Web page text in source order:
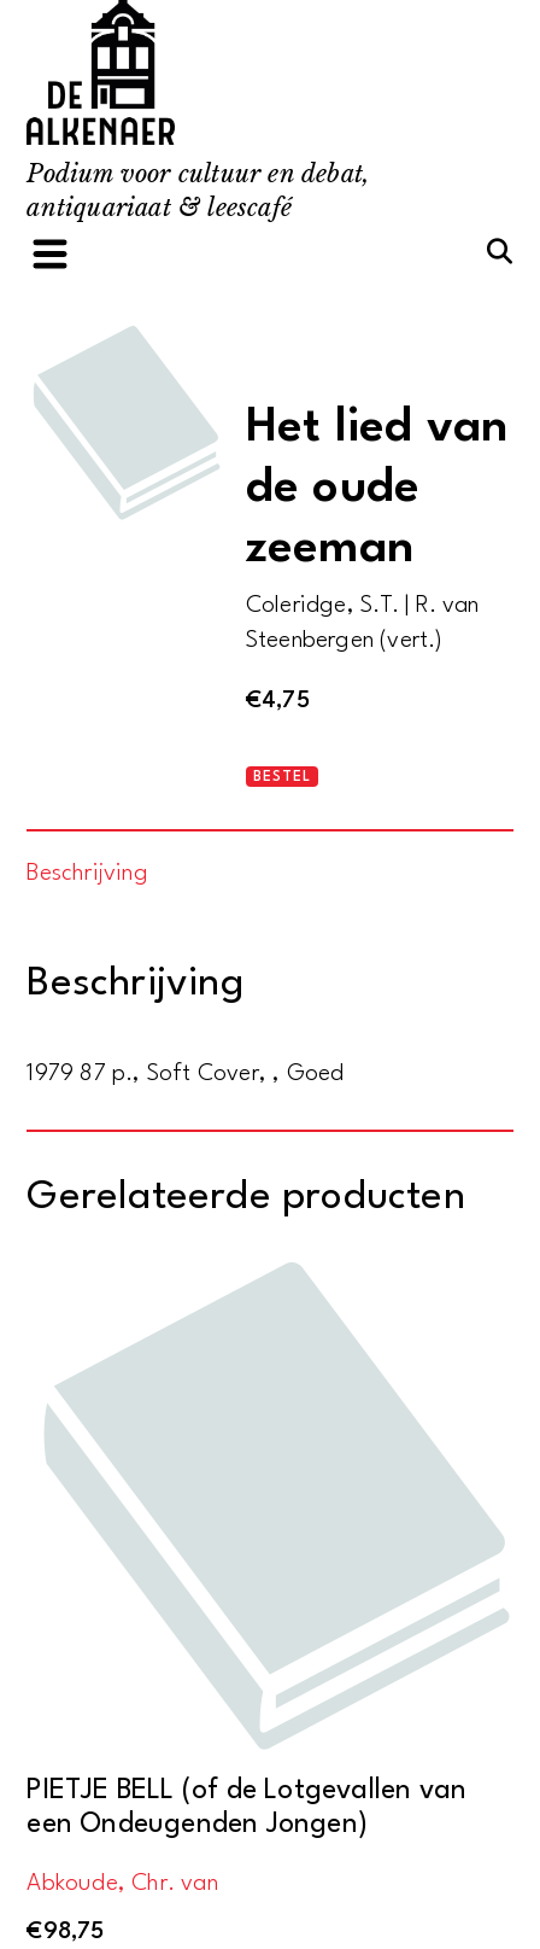
content
Podium voor cultuur en debat,
antiquariaat & leescafé
Het lied van
de oude
zeeman
Coleridge, S.T. | R. van
Steenbergen (vert.)
€4,75
Het
BESTEL
Beschrijving
Beschrijving
1979 87 p., Soft Cover, , Goed
Gerelateerde producten
PIETJE BELL (of de Lotgevallen van
een Ondeugenden Jongen)
Abkoude, Chr. van
€98,75